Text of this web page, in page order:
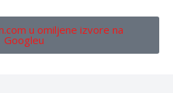
u omiljene izvore na
Googleu